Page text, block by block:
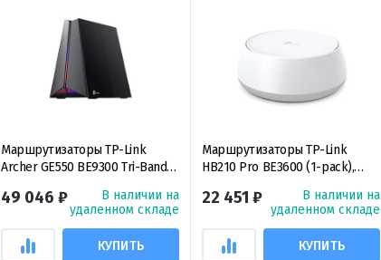
Маршрутизаторы TP-Link
Archer GE550 BE9300 Tri-Band
трехдиапазонный игровой
маршрутизатор Wi‑Fi 7
49 046 ₽
В наличии на
удаленном складе
КУПИТЬ
Маршрутизаторы TP-Link
HB210 Pro BE3600 (1-pack),
Wi-Fi 7 (1 устройство)
22 451 ₽
В наличии на
удаленном складе
КУПИТЬ